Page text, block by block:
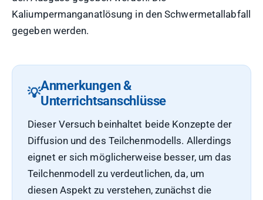
Kaliumpermanganatlösung in den Schwermetallabfall
gegeben werden.
Anmerkungen &
Unterrichtsanschlüsse
Dieser Versuch beinhaltet beide Konzepte der
Diffusion und des Teilchenmodells. Allerdings
eignet er sich möglicherweise besser, um das
Teilchenmodell zu verdeutlichen, da, um
diesen Aspekt zu verstehen, zunächst die